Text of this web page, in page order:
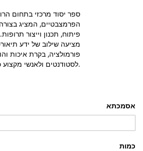
אסמכתא
כמות
ספר יסוד מרכזי בתחום
הפרמצבטיים, המציג
פיתוח, תכנון וייצור
מציעה שילוב של ידע
פורמולציה, בקרת איכות
לסטודנטים ולאנשי מקצוע כאחד.